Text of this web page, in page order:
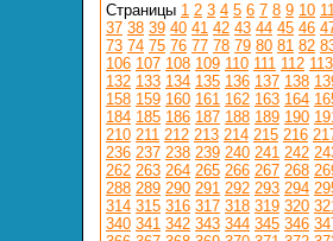
Страницы 1 2 3 4 5 6 7 8 9 10
37 38 39 40 41 42 43 44 45 46
73 74 75 76 77 78 79 80 81 82
106 107 108 109 110 111 112 113
132 133 134 135 136 137 138
158 159 160 161 162 163 164
184 185 186 187 188 189 190
210 211 212 213 214 215 216
236 237 238 239 240 241 242
262 263 264 265 266 267 268
288 289 290 291 292 293 294
314 315 316 317 318 319 320
340 341 342 343 344 345 346